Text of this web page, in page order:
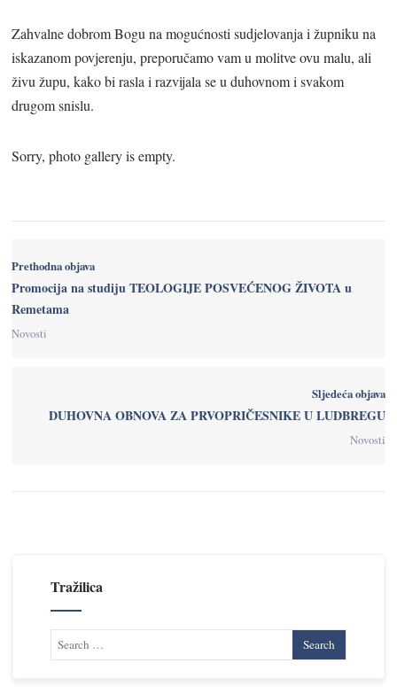
Zahvalne dobrom Bogu na mogućnosti sudjelovanja i župniku na
iskazanom povjerenju, preporučamo vam u molitve ovu malu, ali
živu župu, kako bi rasla i razvijala se u duhovnom i svakom
drugom snislu.
Sorry, photo gallery is empty.
Prethodna objava
Promocija na studiju TEOLOGIJE POSVEĆENOG ŽIVOTA u
Remetama
Novosti
Sljedeća objava
DUHOVNA OBNOVA ZA PRVOPRIČESNIKE U LUDBREGU
Novosti
Tražilica